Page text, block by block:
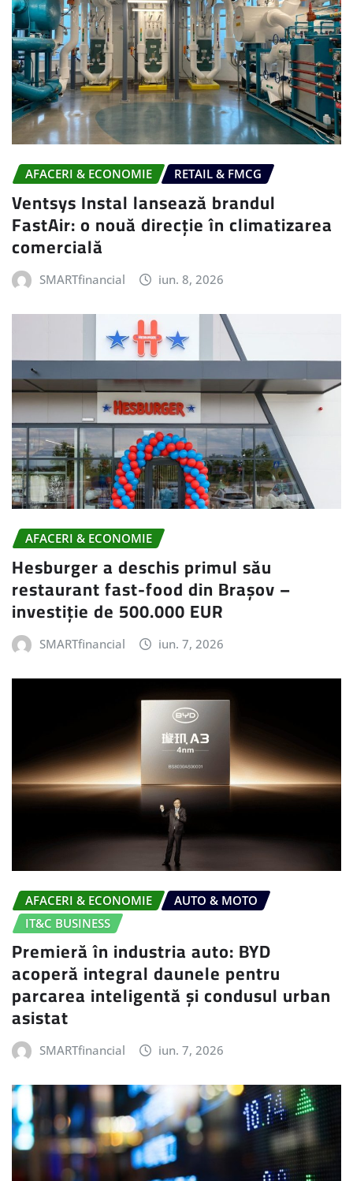
AFACERI & ECONOMIE RETAIL & FMCG
Ventsys Instal lansează brandul
FastAir: o nouă direcție în climatizarea
comercială
SMARTfinancial iun. 8, 2026
AFACERI & ECONOMIE
Hesburger a deschis primul său
restaurant fast-food din Brașov –
investiție de 500.000 EUR
SMARTfinancial iun. 7, 2026
AFACERI & ECONOMIE
AUTO & MOTO
IT&C BUSINESS
Premieră în industria auto: BYD
acoperă integral daunele pentru
parcarea inteligentă și condusul urban
asistat
SMARTfinancial iun. 7, 2026